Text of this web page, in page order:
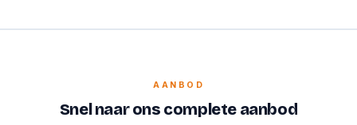
AANBOD
Snel naar ons complete aanbod